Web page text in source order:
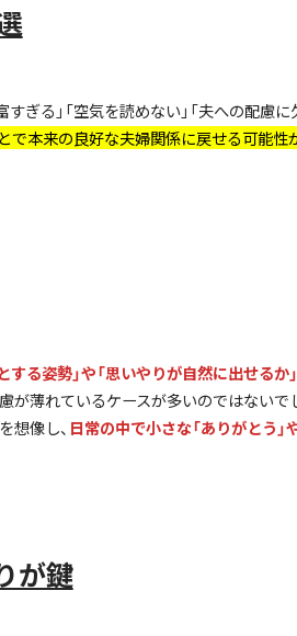
ぎる」「空気を読めない」「夫への配慮
で本来の良好な夫婦関係に戻せる可能性
る姿勢」や「思いやりが自然に出せるか
が薄れているケースが多いのではないで
想像し、 日常の中で小さな「ありがとう」
が鍵